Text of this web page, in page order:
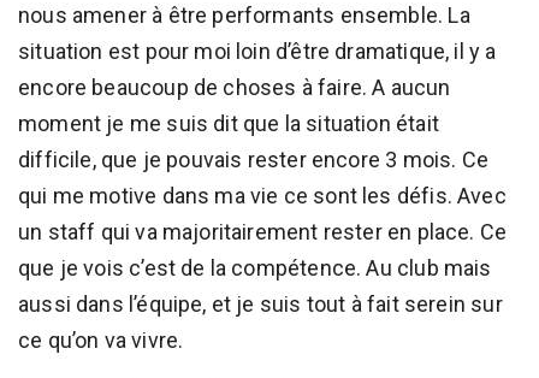
nous amener à être performants ensemble. La
situation est pour moi loin d’être dramatique, il y a
encore beaucoup de choses à faire. A aucun
moment je me suis dit que la situation était
difficile, que je pouvais rester encore 3 mois. Ce
qui me motive dans ma vie ce sont les défis. Avec
un staff qui va majoritairement rester en place. Ce
que je vois c’est de la compétence. Au club mais
aussi dans l’équipe, et je suis tout à fait serein sur
ce qu’on va vivre.